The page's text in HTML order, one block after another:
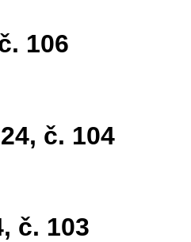
106
č. 104
č. 103